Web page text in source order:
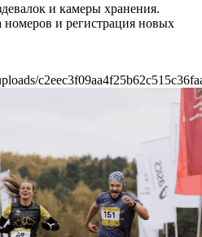
и камеры хранения.
и регистрация новых